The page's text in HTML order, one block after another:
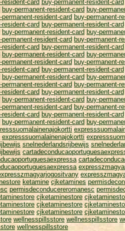
resident-card buy-permanent-resident-card
buy-permanent-resident-card buy-
permanent-resident-card buy-permanent-
resident-card buy-permanent-resident-card
buy-permanent-resident-card buy-
permanent-resident-card buy-permanent-
resident-card buy-permanent-resident-card
buy-permanent-resident-card buy-
permanent-resident-card buy-permanent-
resident-card buy-permanent-resident-card
buy-permanent-resident-card buy-
permanent-resident-card buy-permanent-
resident-card buy-permanent-resident-card
buy-permanent-resident-card buy-
permanent-resident-card buy-permanent-
resident-card buy-permanent-resident-card
buy-permanent-resident-card buy-
expresssuomalainenajokortti
snelnederlandsrijbewijs
ketamine cjketamines
permisdeconducereromanesc
cjketaminestore
cjketaminestore
cjketaminestore
wellnesspillsstore wellnesspillsstore
wellnesspillsstore